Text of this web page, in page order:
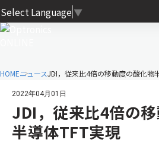
Select Language ▼
HOMEニュースJDI，従来比4倍の移動度の酸化物
2022年04月01日
JDI，従来比4倍の
半導体TFT実現